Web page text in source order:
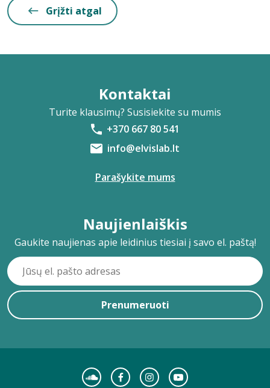
Grįžti atgal
Kontaktai
Turite klausimų? Susisiekite su mumis
+370 667 80 541
info@elvislab.lt
Parašykite mums
Naujienlaiškis
Gaukite naujienas apie leidinius tiesiai į savo el. paštą!
Prenumeruoti